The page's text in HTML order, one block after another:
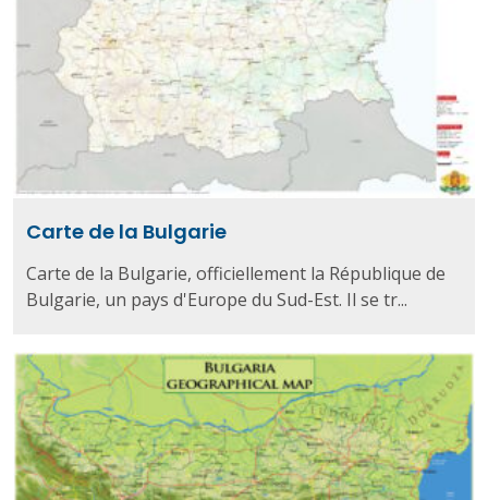
Carte de la Bulgarie
Carte de la Bulgarie, officiellement la République de
Bulgarie, un pays d'Europe du Sud-Est. Il se tr...